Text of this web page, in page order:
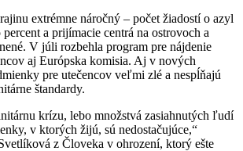
extrémne náročný – počet žiadostí o azyl
a prijímacie centrá na ostrovoch a
V júli rozbehla program pre nájdenie
aj Európska komisia. Aj v nových
pre utečencov veľmi zlé a nespĺňajú
štandardy.
krízu, lebo množstvá zasiahnutých ľudí
v ktorých žijú, sú nedostačujúce,“
z Človeka v ohrození, ktorý ešte